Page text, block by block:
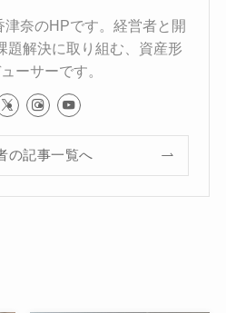
奈のHPです。経営者と開
題解決に取り組む、資産形
ーサーです。
の記事一覧へ